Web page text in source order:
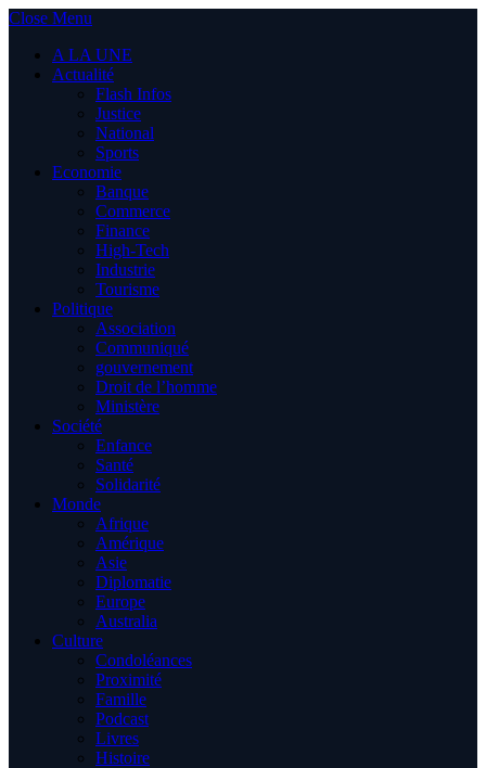
Close Menu
A LA UNE
Actualité
Flash Infos
Justice
National
Sports
Economie
Banque
Commerce
Finance
High-Tech
Industrie
Tourisme
Politique
Association
Communiqué
gouvernement
Droit de l’homme
Ministère
Société
Enfance
Santé
Solidarité
Monde
Afrique
Amérique
Asie
Diplomatie
Europe
Australia
Culture
Condoléances
Proximité
Famille
Podcast
Livres
Histoire